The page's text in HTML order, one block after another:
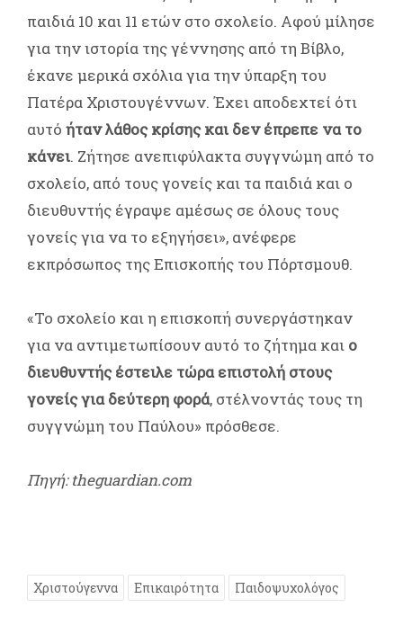
παιδιά 10 και 11 ετών στο σχολείο. Αφού μίλησε
για την ιστορία της γέννησης από τη Βίβλο,
έκανε μερικά σχόλια για την ύπαρξη του
Πατέρα Χριστουγέννων. Έχει αποδεχτεί ότι
αυτό ήταν λάθος κρίσης και δεν έπρεπε να το
κάνει. Ζήτησε ανεπιφύλακτα συγγνώμη από το
σχολείο, από τους γονείς και τα παιδιά και ο
διευθυντής έγραψε αμέσως σε όλους τους
γονείς για να το εξηγήσει», ανέφερε
εκπρόσωπος της Επισκοπής του Πόρτσμουθ.
«Το σχολείο και η επισκοπή συνεργάστηκαν
για να αντιμετωπίσουν αυτό το ζήτημα και ο
διευθυντής έστειλε τώρα επιστολή στους
γονείς για δεύτερη φορά, στέλνοντάς τους τη
συγγνώμη του Παύλου» πρόσθεσε.
Πηγή: theguardian.com
Χριστούγεννα Επικαιρότητα Παιδοψυχολόγος